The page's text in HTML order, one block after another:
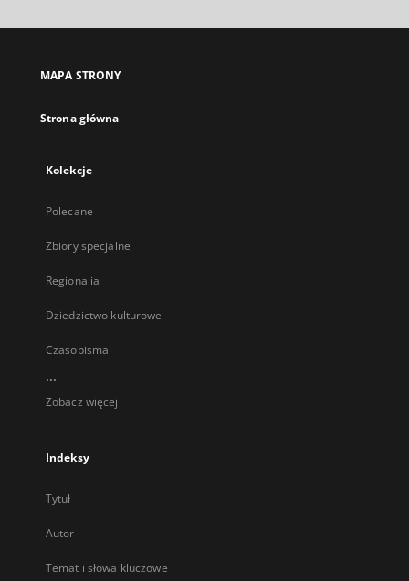
MAPA STRONY
Strona główna
Kolekcje
Polecane
Zbiory specjalne
Regionalia
Dziedzictwo kulturowe
Czasopisma
...
Zobacz więcej
Indeksy
Tytuł
Autor
Temat i słowa kluczowe